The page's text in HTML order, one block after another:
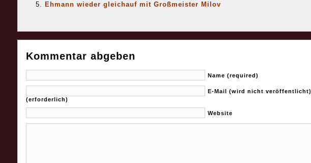
Ehmann wieder gleichauf mit Großmeister Milov
Kommentar abgeben
Name (required)
E-Mail (wird nicht veröffentlicht)
(erforderlich)
Website